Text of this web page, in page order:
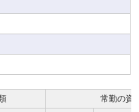
常勤の資